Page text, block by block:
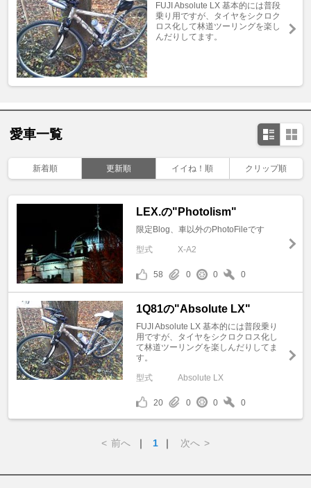
FUJI Absolute LX 基本的には普段
乗り用ですが、タイヤをシクロク
ロス化して林道ツーリングを楽し
んだりしてます。
愛車一覧
新着順 更新順 イイね！順 クリップ順
LEX.の"Photolism"
限定Blog、車以外のPhotoFileです
型式 X-A2
58 0 0 0
1Q81の"Absolute LX"
FUJI Absolute LX 基本的には普段乗り
用ですが、タイヤをシクロクロス化し
て林道ツーリングを楽しんだりしてま
す。
型式 Absolute LX
20 0 0 0
< 前へ ｜ 1 ｜ 次へ >